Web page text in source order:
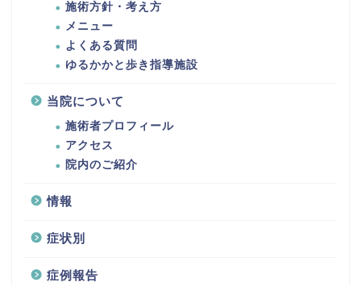
施術方針・考え方
メニュー
よくある質問
ゆるかかと歩き指導施設
当院について
施術者プロフィール
アクセス
院内のご紹介
情報
症状別
症例報告